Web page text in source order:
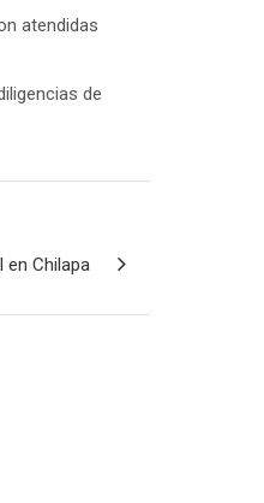
atendidas
de
en Chilapa